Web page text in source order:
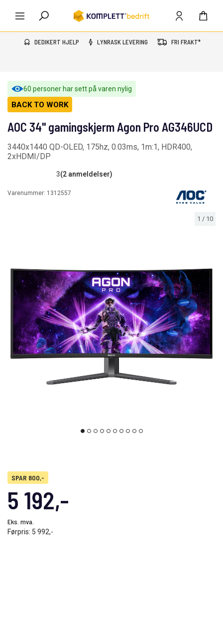
DEDIKERT HJELP LYNRASK LEVERING FRI FRAKT*
60 personer har sett på varen nylig
1 / 10
BACK TO WORK
AOC 34" gamingskjerm Agon Pro AG346UCD
3440x1440 QD-OLED, 175hz, 0.03ms, 1m:1, HDR400,
2xHDMI/DP
3(2 anmeldelser)
Varenummer: 1312557
SPAR 800,-
5 192,-
Eks. mva.
Førpris: 5 992,-